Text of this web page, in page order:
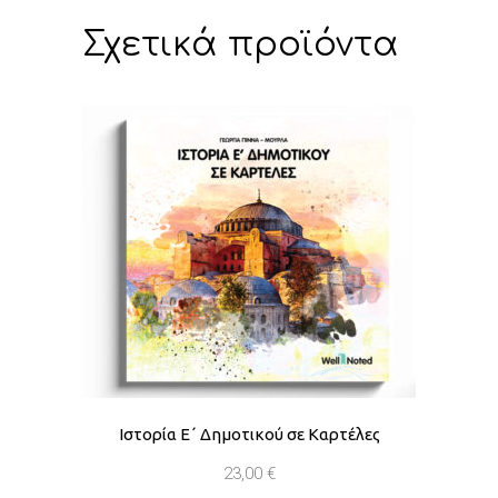
Σχετικά προϊόντα
Ιστορία Ε΄ Δημοτικού σε Καρτέλες
23,00 €